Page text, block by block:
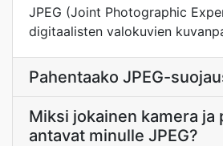
JPEG (Joint Photographic
digitaalisten valokuvien
Pahentaako JPEG-
Miksi jokainen kamera ja
antavat minulle JPEG?